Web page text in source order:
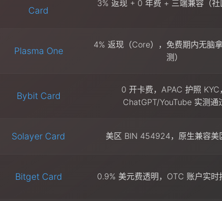
Card
3% 返现 + 0 年费 + 三端兼容（社
Plasma One
4% 返现（Core），免费期内无脑
测）
Bybit Card
0 开卡费，APAC 护照 KYC，
ChatGPT/YouTube 实测通
Solayer Card 美区 BIN 454924，原生兼容美
Bitget Card 0.9% 美元费透明，OTC 账户实时